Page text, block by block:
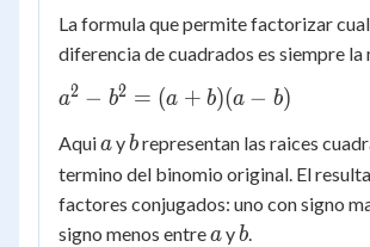
La formula que permite factorizar
diferencia de cuadrados es siempre la
a^2 -
=
(a+b)
(a-b)
a2 − b2 = (a + b)(a − b)
Aquia
ayb
brepresentan las raices
termino del binomio original. El
factores conjugados: uno con signo
signo menos entrea
ayb
b.